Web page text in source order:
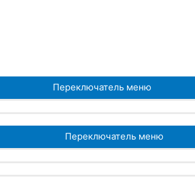
Переключатель меню
Переключатель меню